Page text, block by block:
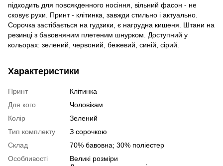
підходить для повсякденного носіння, вільний фасон - не
сковує рухи. Принт - клітинка, завжди стильно і актуально.
Сорочка застібається на гудзики, є нагрудна кишеня. Штани на
резинці з бавовняним плетеним шнурком. Доступний у
кольорах: зелений, червоний, бежевий, синій, сірий.
Характеристики
Принт
Клітинка
Для кого
Чоловікам
Колір
Зелений
Тип комплекту
З сорочкою
Склад
70% бавовна; 30% поліестер
Особливості
Великі розміри